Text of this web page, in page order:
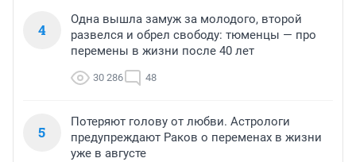
4
Одна вышла замуж за молодого, второй
развелся и обрел свободу: тюменцы — про
перемены в жизни после 40 лет
30 286 48
5
Потеряют голову от любви. Астрологи
предупреждают Раков о переменах в жизни
уже в августе